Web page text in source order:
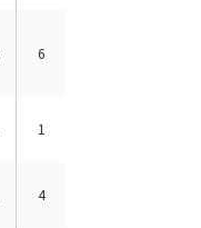
6
1
4